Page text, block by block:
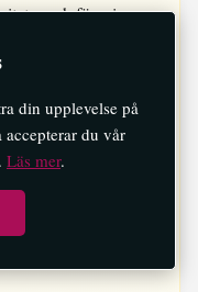
och föreningar
här ute och vill
verksamheten.
önskemål.
samtidigt
som många
din upplevelse på
accepterar du vår
Läs mer.